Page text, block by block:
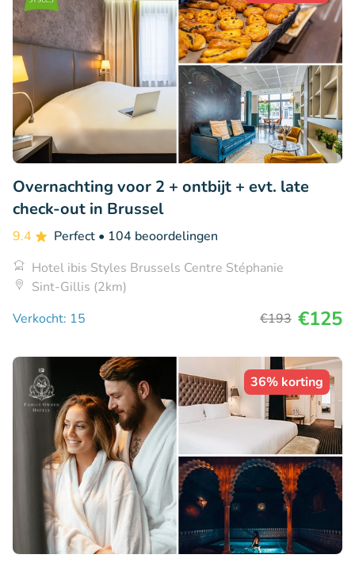
Overnachting voor 2 + ontbijt + evt. late
check-out in Brussel
9.4 Perfect • 104 beoordelingen
Hotel ibis Styles Brussels Centre Stéphanie
Sint-Gillis (2km)
Verkocht: 15
€193 €125
36% korting